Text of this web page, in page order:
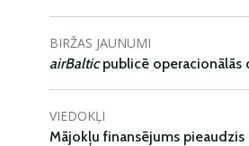
BIRŽAS JAUNUMI
airBalticpublicē operacionālās
VIEDOKĻI
Mājokļu finansējums pieaudzis